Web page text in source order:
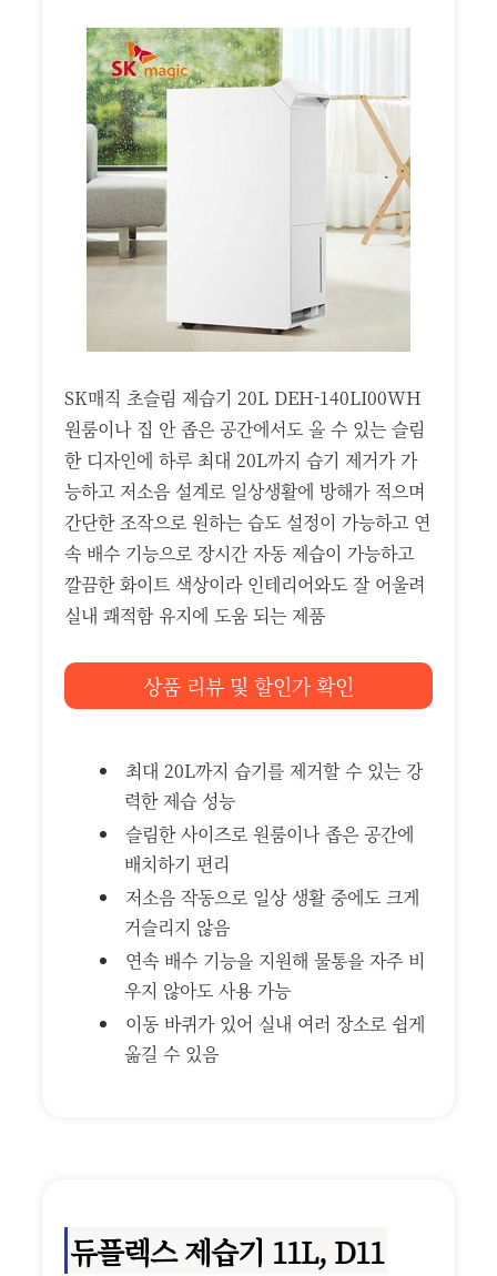
SK매직 초슬림 제습기 20L DEH-140LI00WH
원룸이나 집 안 좁은 공간에서도 올 수 있는 슬림
한 디자인에 하루 최대 20L까지 습기 제거가 가
능하고 저소음 설계로 일상생활에 방해가 적으며
간단한 조작으로 원하는 습도 설정이 가능하고 연
속 배수 기능으로 장시간 자동 제습이 가능하고
깔끔한 화이트 색상이라 인테리어와도 잘 어울려
실내 쾌적함 유지에 도움 되는 제품
상품 리뷰 및 할인가 확인
최대 20L까지 습기를 제거할 수 있는 강
력한 제습 성능
슬림한 사이즈로 원룸이나 좁은 공간에
배치하기 편리
저소음 작동으로 일상 생활 중에도 크게
거슬리지 않음
연속 배수 기능을 지원해 물통을 자주 비
우지 않아도 사용 가능
이동 바퀴가 있어 실내 여러 장소로 쉽게
옮길 수 있음
듀플렉스 제습기 11L, D11